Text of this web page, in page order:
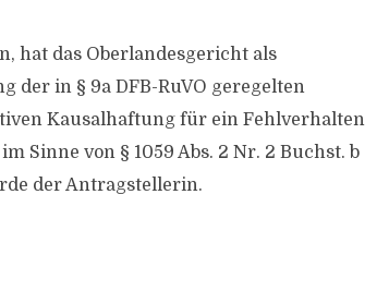
hat das Oberlandesgericht als
der in § 9a DFB-RuVO geregelten
Kausalhaftung für ein Fehlverhalten
Sinne von § 1059 Abs. 2 Nr. 2 Buchst. b
der Antragstellerin.